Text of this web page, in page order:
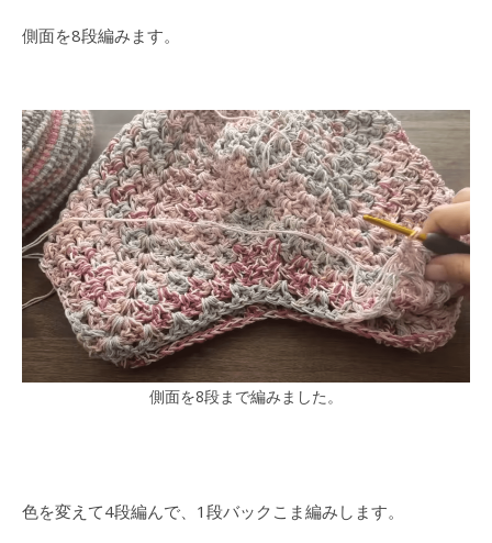
側面を8段編みます。
側面を8段まで編みました。
色を変えて4段編んで、1段バックこま編みします。